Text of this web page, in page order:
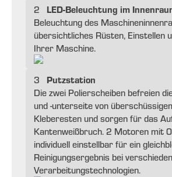
2 LED-Beleuchtung im
Beleuchtung des
übersichtliches Rüsten, Einstellen
Ihrer Maschine.
3 Putzstation
Die zwei Polierscheiben befreien
und -unterseite von
Kleberesten und sorgen für das
Kantenweißbruch. 2 Motoren mit
individuell einstellbar für ein
Reinigungsergebnis bei
Verarbeitungstechnologien.